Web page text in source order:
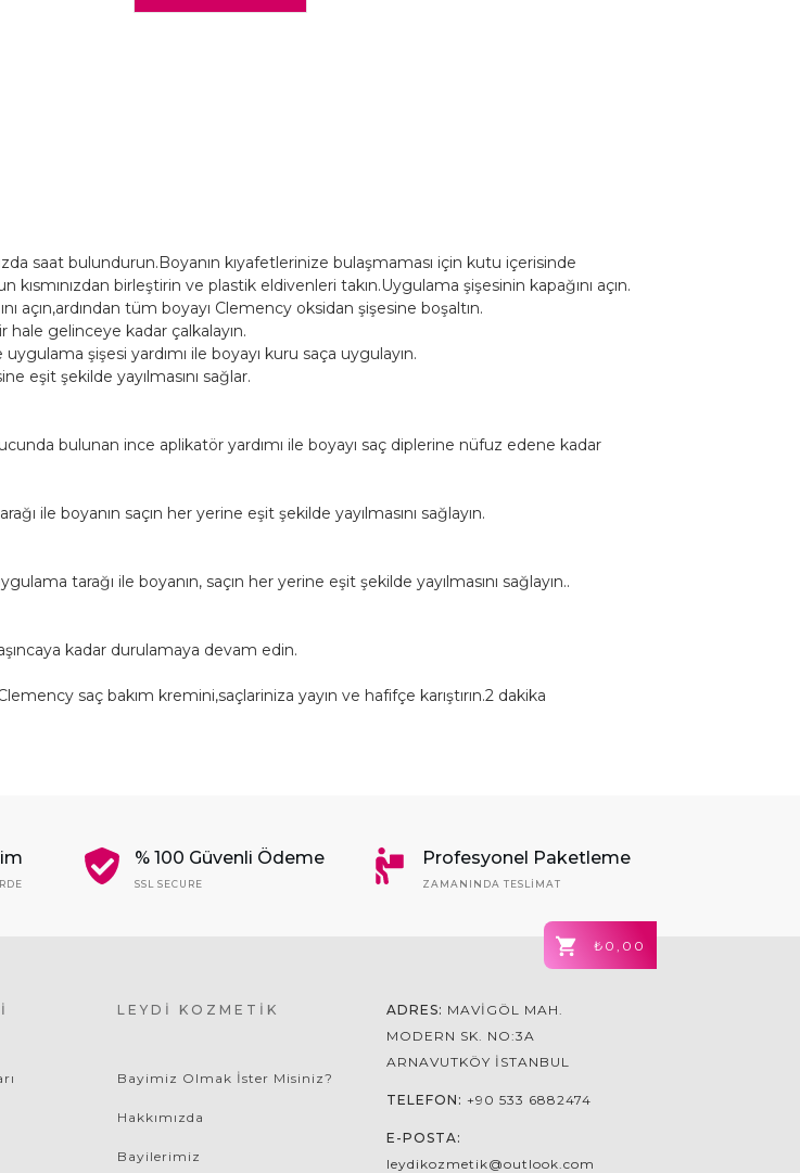
İçerikli
Krem
Saç
Boyası
Seti
saat bulundurun.Boyanın kıyafetlerinize bulaşmaması için kutu içerisinde
birleştirin ve plastik eldivenleri takın.Uygulama şişesinin kapağını açın.
açın,ardından tüm boyayı Clemency oksidan şişesine boşaltın.
hale gelinceye kadar çalkalayın.
şişesi yardımı ile boyayı kuru saça uygulayın.
eşit şekilde yayılmasını sağlar.
bulunan ince aplikatör yardımı ile boyayı saç diplerine nüfuz edene kadar
ile boyanın saçın her yerine eşit şekilde yayılmasını sağlayın.
tarağı ile boyanın, saçın her yerine eşit şekilde yayılmasını sağlayın..
kadar durulamaya devam edin.
saç bakım kremini,saçlariniza yayın ve hafifçe karıştırın.2 dakika
% 100 Güvenli Ödeme
SSL SECURE
Profesyonel Paketleme
ZAMANINDA TESLIMAT
₺0,00
LEYDI KOZMETIK
Bayimiz Olmak İster Misiniz?
Hakkımızda
Bayilerimiz
ADRES: MAVIGÖL MAH.
MODERN SK. NO:3A
ARNAVUTKÖY İSTANBUL
TELEFON: +90 533 6882474
E-POSTA:
leydikozmetik@outlook.com